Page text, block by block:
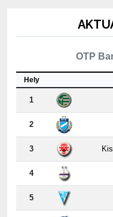
OTP
Hely
1
2
3
4
5